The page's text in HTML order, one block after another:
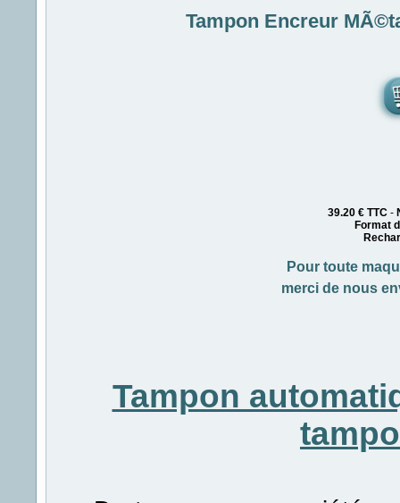
Tampon Encreur
39.20 €TTC-
Format
Pour toute
merci de nous
Tampon